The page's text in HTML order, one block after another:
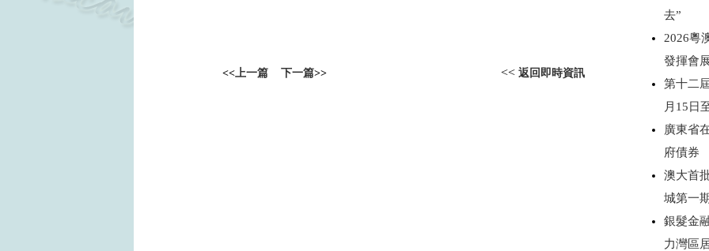
<<上一篇 下一篇>> << 返回即時資訊
去”
2026粵
發揮會
第十二
月15日
廣東省
府債券
澳大首
城第一
銀髮金
力灣區